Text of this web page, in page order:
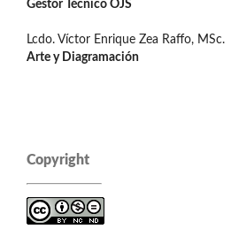
Gestor Técnico OJS
Lcdo. Víctor Enrique Zea Raffo, MSc.
Arte y Diagramación
Copyright